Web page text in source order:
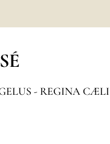
- REGINA CÆLI